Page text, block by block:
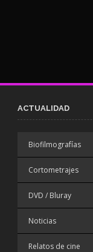
ACTUALIDAD
Biofilmografías
Cortometrajes
DVD / Bluray
Noticias
Relatos de cine